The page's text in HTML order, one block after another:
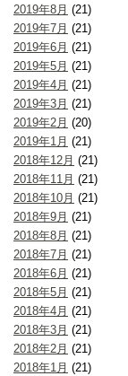
2019年8月 (21)
2019年7月 (21)
2019年6月 (21)
2019年5月 (21)
2019年4月 (21)
2019年3月 (21)
2019年2月 (20)
2019年1月 (21)
2018年12月 (21)
2018年11月 (21)
2018年10月 (21)
2018年9月 (21)
2018年8月 (21)
2018年7月 (21)
2018年6月 (21)
2018年5月 (21)
2018年4月 (21)
2018年3月 (21)
2018年2月 (21)
2018年1月 (21)